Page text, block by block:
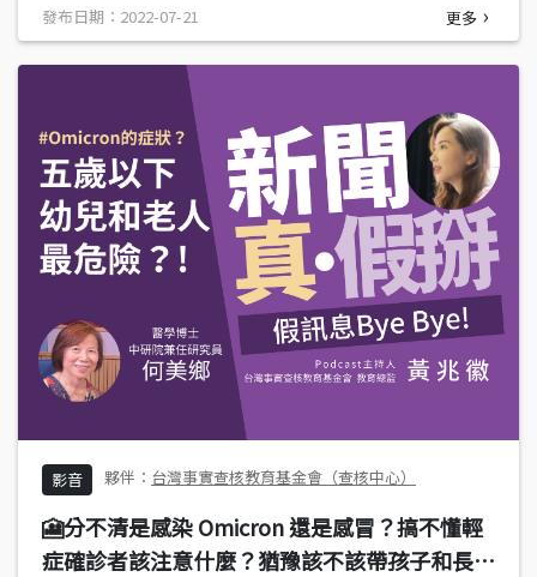
發布日期：2022-07-21 更多
影音 台灣事實查核教育基金會（查核中心）
🎦分不清是感染 Omicron 還是感冒？搞不懂輕
症確診者該注意什麼？猶豫該不該帶孩子和長輩